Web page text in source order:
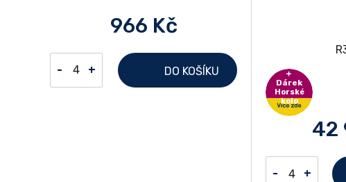
966 Kč
- + DO KOŠÍKU
Dárek
Horské
kolo
42
- +